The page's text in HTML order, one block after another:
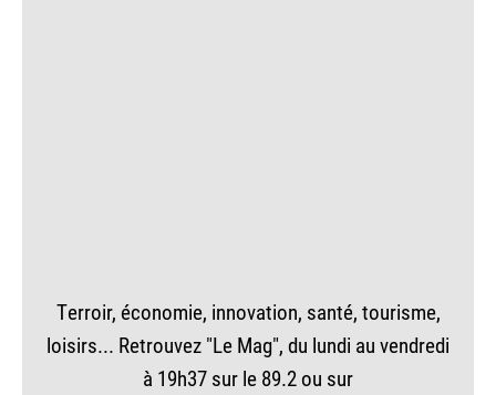
Terroir, économie, innovation, santé, tourisme,
loisirs... Retrouvez "Le Mag", du lundi au vendredi
à 19h37 sur le 89.2 ou sur